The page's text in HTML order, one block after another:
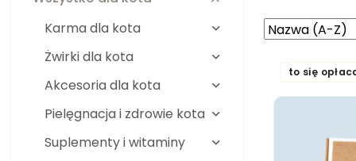
Karma dla kota
Żwirki dla kota
Akcesoria dla kota
Pielęgnacja i zdrowie kota
Suplementy i witaminy
Zastosowano
sortowanie:
Nazwa
(A-
Z).
Sortuj
według
to się